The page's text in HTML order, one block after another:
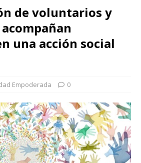
de voluntarios y
una acción social
Empoderada 0